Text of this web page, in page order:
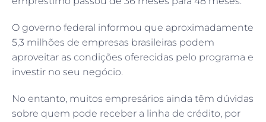
O governo federal informou que aproximadamente
5,3 milhões de empresas brasileiras podem
aproveitar as condições oferecidas pelo programa e
investir no seu negócio.
No entanto, muitos empresários ainda têm dúvidas
sobre quem pode receber a linha de crédito, por